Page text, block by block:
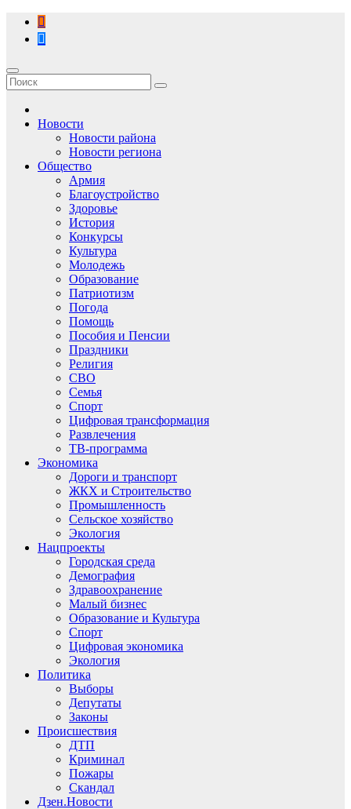
Перейти
содержимому
Новости
Новости района
Новости региона
Общество
Армия
Благоустройство
Здоровье
История
Конкурсы
Культура
Молодежь
Образование
Патриотизм
Погода
Помощь
Пособия и Пенсии
Праздники
Религия
СВО
Семья
Спорт
Цифровая трансформация
Развлечения
ТВ-программа
Экономика
Дороги и транспорт
ЖКХ и Строительство
Промышленность
Сельское хозяйство
Экология
Нацпроекты
Городская среда
Демография
Здравоохранение
Малый бизнес
Образование и Культура
Спорт
Цифровая экономика
Экология
Политика
Выборы
Депутаты
Законы
Происшествия
ДТП
Криминал
Пожары
Скандал
Дзен.Новости